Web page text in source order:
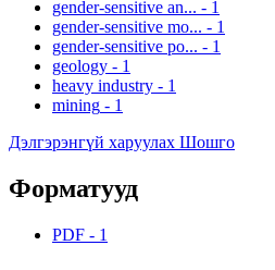
gender-sensitive an... - 1
gender-sensitive mo... - 1
gender-sensitive po... - 1
geology - 1
heavy industry - 1
mining - 1
Дэлгэрэнгүй харуулах Шошго
Форматууд
PDF - 1